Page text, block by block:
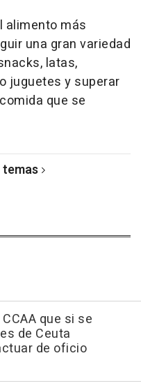
alimento más
una gran variedad
latas,
juguetes y superar
que se
que si se
de Ceuta
de oficio